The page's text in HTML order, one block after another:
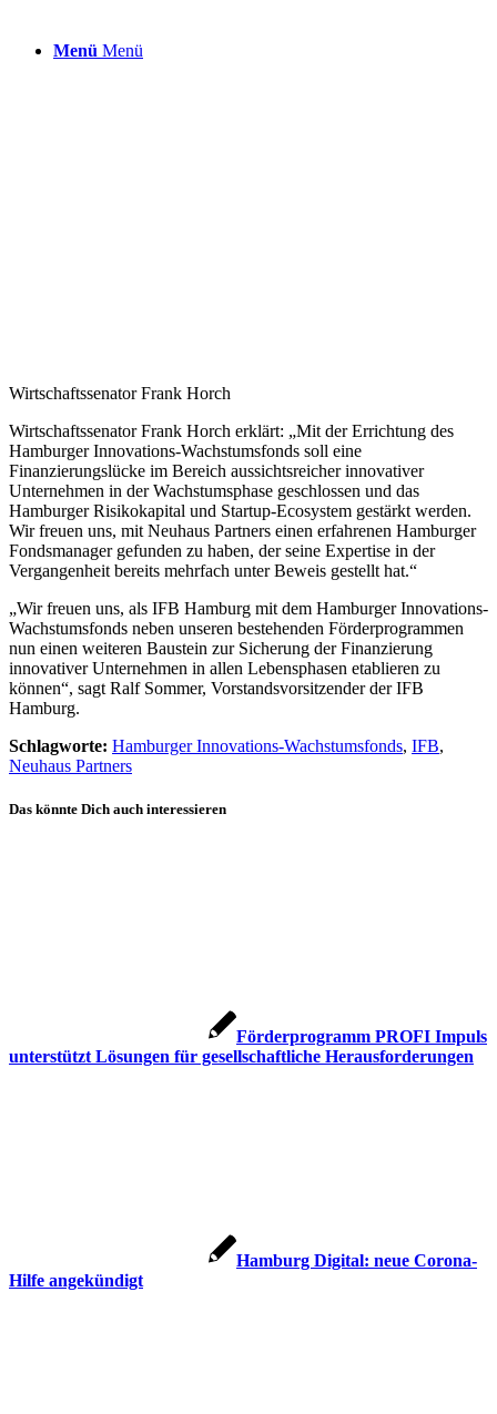
Menü Menü
Wirtschaftssenator Frank Horch
Wirtschaftssenator Frank Horch erklärt: „Mit der Errichtung des
Hamburger Innovations-Wachstumsfonds soll eine
Finanzierungslücke im Bereich aussichtsreicher innovativer
Unternehmen in der Wachstumsphase geschlossen und das
Hamburger Risikokapital und Startup-Ecosystem gestärkt werden.
Wir freuen uns, mit Neuhaus Partners einen erfahrenen Hamburger
Fondsmanager gefunden zu haben, der seine Expertise in der
Vergangenheit bereits mehrfach unter Beweis gestellt hat.“
„Wir freuen uns, als IFB Hamburg mit dem Hamburger Innovations-
Wachstumsfonds neben unseren bestehenden Förderprogrammen
nun einen weiteren Baustein zur Sicherung der Finanzierung
innovativer Unternehmen in allen Lebensphasen etablieren zu
können“, sagt Ralf Sommer, Vorstandsvorsitzender der IFB
Hamburg.
Schlagworte: Hamburger Innovations-Wachstumsfonds, IFB,
Neuhaus Partners
Das könnte Dich auch interessieren
Förderprogramm PROFI Impuls
unterstützt Lösungen für gesellschaftliche Herausforderungen
Hamburg Digital: neue Corona-
Hilfe angekündigt